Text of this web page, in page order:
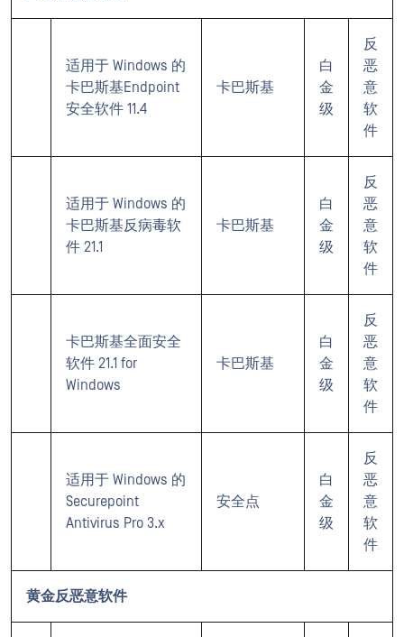
适用于 Windows 的
卡巴斯基Endpoint
安全软件 11.4
卡巴斯基
白
金
级
反
恶
意
软
件
适用于 Windows 的
卡巴斯基反病毒软
件 21.1
卡巴斯基
白
金
级
反
恶
意
软
件
卡巴斯基全面安全
软件 21.1 for
Windows
卡巴斯基
白
金
级
反
恶
意
软
件
适用于 Windows 的
Securepoint
Antivirus Pro 3.x
安全点
白
金
级
反
恶
意
软
件
黄金反恶意软件